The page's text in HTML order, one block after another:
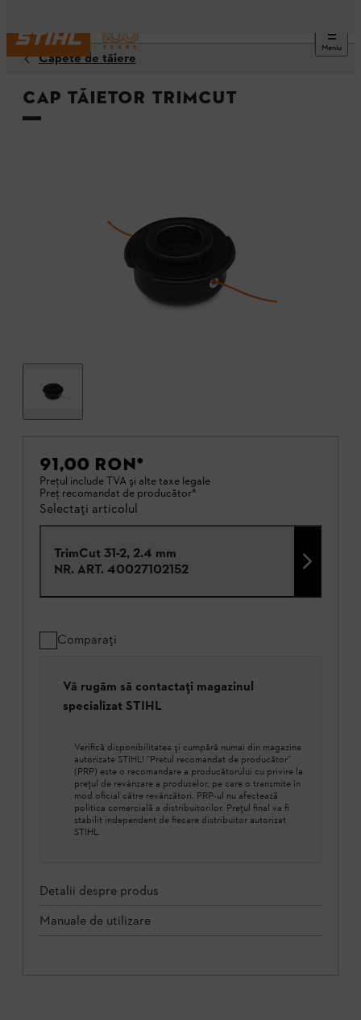
Meniu
Capete de tăiere
Cap tăietor TrimCut
91,00 RON*
Preţul include TVA şi alte taxe legale
Preţ recomandat de producător*
Selectați articolul
TrimCut 31-2, 2.4 mm
NR. ART. 40027102152
Comparați
Vă rugăm să contactați magazinul
specializat STIHL
Verifică disponibilitatea şi cumpără numai din magazine
autorizate STIHL! ”Pretul recomandat de producător”
(PRP) este o recomandare a producătorului cu privire la
prețul de revânzare a produselor, pe care o transmite în
mod oficial către revânzători. PRP-ul nu afectează
politica comercială a distribuitorilor. Prețul final va fi
stabilit independent de fiecare distribuitor autorizat
STIHL.
Detalii despre produs
Manuale de utilizare